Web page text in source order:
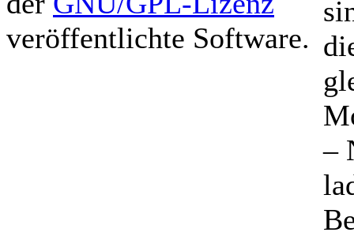
veröffentlichte Software.
–